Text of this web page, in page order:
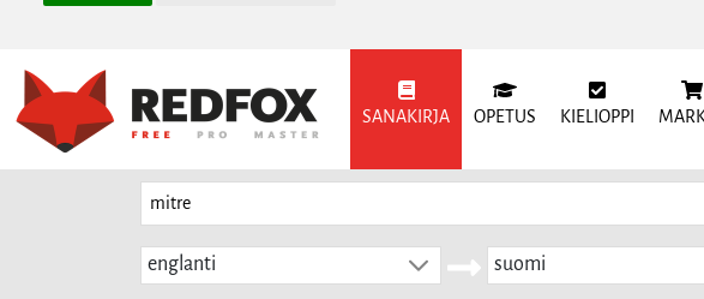
SANAKIRJA OPETUS KIELIOPPI
englanti suomi